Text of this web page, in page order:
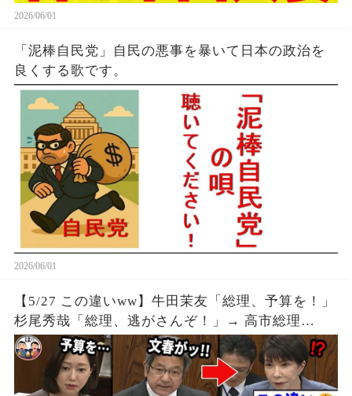
2026/06/01
「泥棒自民党」自民の悪事を暴いて日本の政治を
良くする歌です。
2026/06/01
【5/27 この違いww】牛田茉友「総理、予算を！」
杉尾秀哉「総理、逃がさんぞ！」→ 高市総理
「！？」